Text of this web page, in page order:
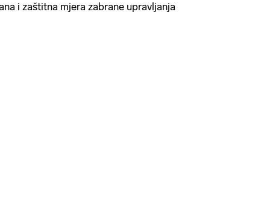
i zaštitna mjera zabrane upravljanja